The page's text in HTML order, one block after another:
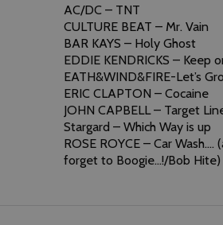
AC/DC – TNT
CULTURE BEAT – Mr. Vain
BAR KAYS – Holy Ghost
EDDIE KENDRICKS – Keep
EATH&WIND&FIRE-Let’s
ERIC CLAPTON – Cocaine
JOHN CAPBELL – Target
Stargard – Which Way is up
ROSE ROYCE – Car Wash….
forget to Boogie…!/Bob Hite)